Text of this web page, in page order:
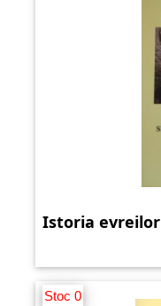
Istoria evreilor
Stoc 0